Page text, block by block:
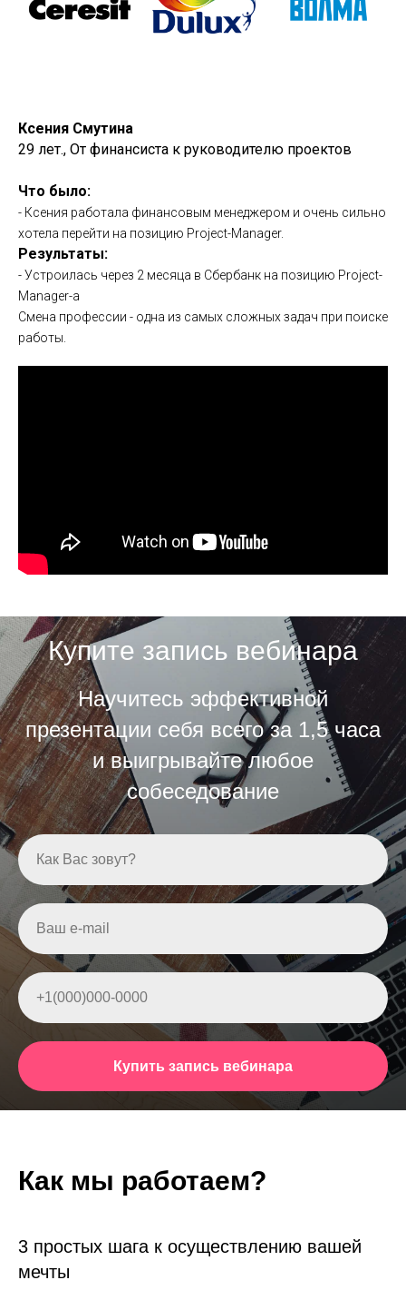
Ксения Смутина
29 лет., От финансиста к руководителю проектов
Что было:
- Ксения работала финансовым менеджером и очень сильно
хотела перейти на позицию Project-Manager.
Результаты:
- Устроилась через 2 месяца в Сбербанк на позицию Project-
Manager-а
Смена профессии - одна из самых сложных задач при поиске
работы.
Купите запись вебинара
Научитесь эффективной
презентации себя всего за 1,5 часа
и выигрывайте любое
собеседование
Как Вас зовут?
Ваш e-mail
+1(000)000-0000
Купить запись вебинара
Как мы работаем?
3 простых шага к осуществлению вашей
мечты